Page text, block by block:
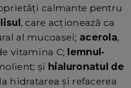
calmante pentru
, care acționează ca
al mucoasei; acerola,
vitamina C; lemnul-
și hialuronatul de
hidratarea și refacerea